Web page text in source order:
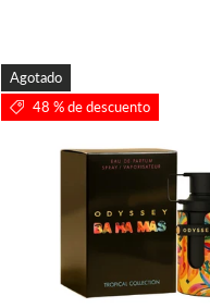
Agotado
48 % de descuento